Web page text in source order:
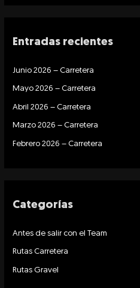
a
p
o
r
:
Entradas recientes
Junio 2026 – Carretera
Mayo 2026 – Carretera
Abril 2026 – Carretera
Marzo 2026 – Carretera
Febrero 2026 – Carretera
Categorías
Antes de salir con el Team
Rutas Carretera
Rutas Gravel